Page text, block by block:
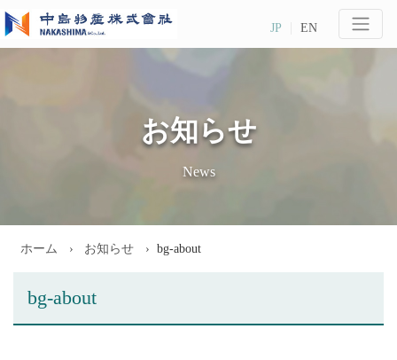
EN
JP
お知らせ
News
ホーム お知らせ bg-about
bg-about